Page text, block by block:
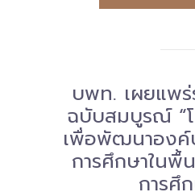
---- ปีการศึกษา 2567
เกี่ยวกับเรา
-- รู้จัก พื้นที่นวัตกรรมก
-- คณะกรรมการนโยบา
บพท. เผยแพร่
ฉบับสมบูรณ์ “
เพื่อพัฒนาองค์
การศึกษาในพื้
การศึ